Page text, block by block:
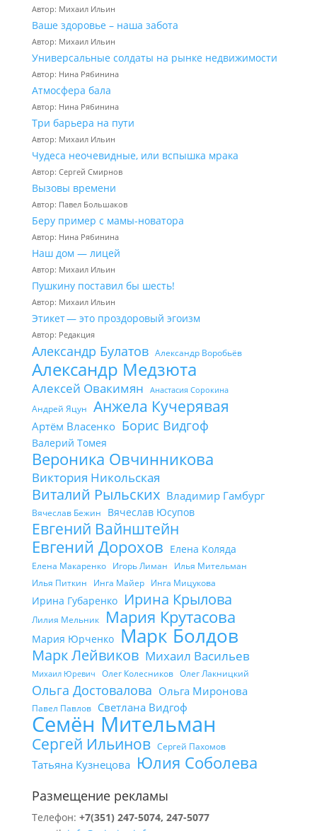
Автор: Михаил Ильин
Ваше здоровье – наша забота
Автор: Михаил Ильин
Универсальные солдаты на рынке недвижимости
Автор: Нина Рябинина
Атмосфера бала
Автор: Нина Рябинина
Три барьера на пути
Автор: Михаил Ильин
Чудеса неочевидные, или вспышка мрака
Автор: Сергей Смирнов
Вызовы времени
Автор: Павел Большаков
Беру пример с мамы-новатора
Автор: Нина Рябинина
Наш дом — лицей
Автор: Михаил Ильин
Пушкину поставил бы шесть!
Автор: Михаил Ильин
Этикет — это проздоровый эгоизм
Автор: Редакция
Александр Булатов Александр Воробьёв
Александр Медзюта
Алексей Овакимян Анастасия Сорокина
Андрей Яцун Анжела Кучерявая
Артём Власенко Борис Видгоф
Валерий Томея
Вероника Овчинникова
Виктория Никольская
Виталий Рыльских Владимир Гамбург
Вячеслав Бежин Вячеслав Юсупов
Евгений Вайнштейн
Евгений Дорохов Елена Коляда
Елена Макаренко Игорь Лиман
Илья Мительман
Илья Питкин
Инга Майер Инга Мицукова
Ирина Губаренко Ирина Крылова
Лилия Мельник Мария Крутасова
Мария Юрченко Марк Болдов
Марк Лейвиков Михаил Васильев
Михаил Юревич Олег Колесников Олег Лакницкий
Ольга Достовалова Ольга Миронова
Павел Павлов Светлана Видгоф
Семён Мительман
Сергей Ильинов Сергей Пахомов
Татьяна Кузнецова Юлия Соболева
Размещение рекламы
Телефон: +7(351) 247-5074, 247-5077